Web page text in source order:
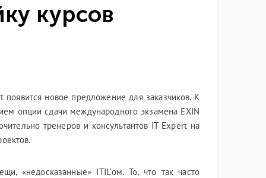
курсов
новое предложение для заказчиков. К
опции сдачи международного экзамена EXIN
тренеров и консультантов IT Expert на
«недосказанные» ITIL’ом. То, что так часто